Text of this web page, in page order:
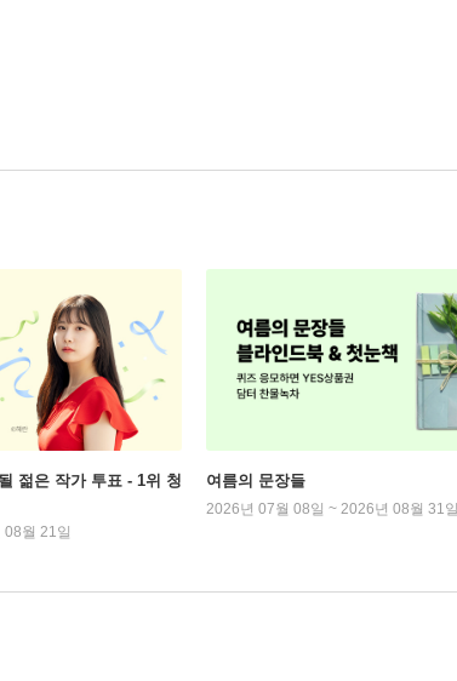
젊은 작가 투표 - 1위 청
월 21일
여름의 문장들
2026년 07월 08일 ~ 2026년 08월 31일